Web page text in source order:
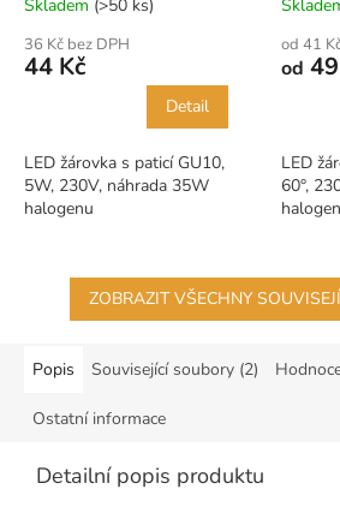
Skladem (>50 ks)
36 Kč bez DPH
44 Kč
Detail
LED žárovka s paticí GU10,
5W, 230V, náhrada 35W
halogenu
od 41
od
LED
60°,
ZOBRAZIT VŠECHNY
Popis Související soubory (2)
Ostatní informace
Detailní popis produktu